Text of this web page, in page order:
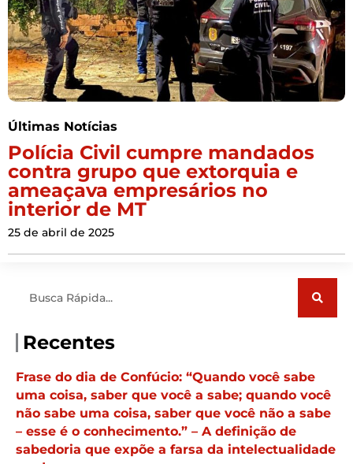
Últimas Notícias
Polícia Civil cumpre mandados
contra grupo que extorquia e
ameaçava empresários no
interior de MT
25 de abril de 2025
Recentes
Frase do dia de Confúcio: “Quando você sabe
uma coisa, saber que você a sabe; quando você
não sabe uma coisa, saber que você não a sabe
– esse é o conhecimento.” – A definição de
sabedoria que expõe a farsa da intelectualidade